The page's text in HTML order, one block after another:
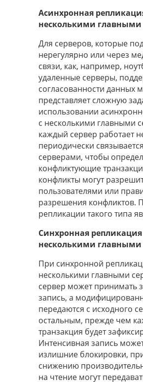
Асинхронная
несколькими главными
Для серверов, которые
нерегулярно или через
связи, как, например,
удаленные серверы,
согласованности данных
представляет сложную
использовании
с несколькими главными
каждый сервер работает
периодически
серверами, чтобы
конфликтующие
конфликты могут
пользователями или
разрешения конфликтов.
репликации такого типа
Синхронная репликация
несколькими главными
При синхронной
несколькими главными
сервер может принимать
запись, а
передаются с исходного
остальным, прежде чем
транзакция будет
Интенсивная запись
излишние блокировки,
снижению
на чтение могут